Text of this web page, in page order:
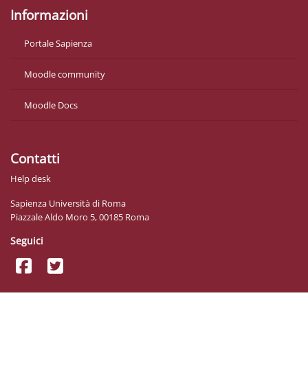
Informazioni
Portale Sapienza
Moodle community
Moodle Docs
Contatti
Help desk
Sapienza Università di Roma
Piazzale Aldo Moro 5, 00185 Roma
Seguici